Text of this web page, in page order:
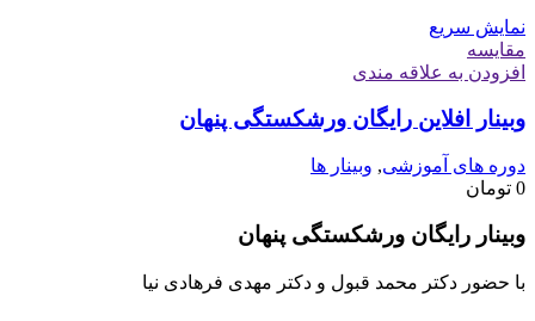
نمایش سریع
مقايسه
افزودن به علاقه مندی
وبینار افلاین رایگان ورشکستگی پنهان
دوره های آموزشی, وبینار ها
0 تومان
وبینار رایگان ورشکستگی پنهان
با حضور دکتر محمد قبول و دکتر مهدی فرهادی نیا